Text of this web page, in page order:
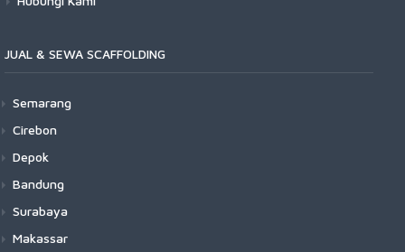
JUAL & SEWA SCAFFOLDING
Semarang
Cirebon
Depok
Bandung
Surabaya
Makassar